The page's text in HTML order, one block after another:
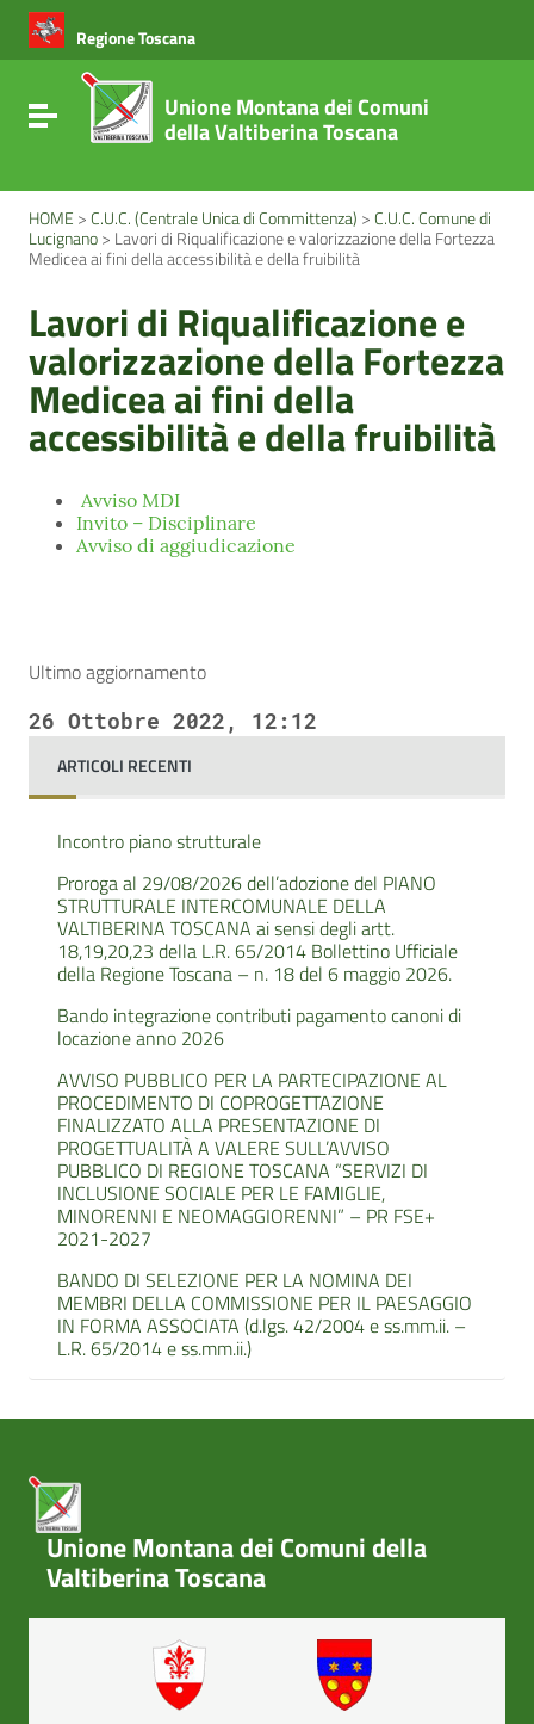
Vai ai contenuti
Vai al menu di navigazione
Vai al footer
Regione Toscana
Attiva / disattiva la navigazione
Unione Montana dei Comuni
della Valtiberina Toscana
HOME >C.U.C. (Centrale Unica di Committenza) >C.U.C. Comune di
Lucignano> Lavori di Riqualificazione e valorizzazione della Fortezza
Medicea ai fini della accessibilità e della fruibilità
Lavori di Riqualificazione e
valorizzazione della Fortezza
Medicea ai fini della
accessibilità e della fruibilità
ARTICOLI RECENTI
Incontro piano strutturale
Proroga al 29/08/2026 dell’adozione del PIANO
STRUTTURALE INTERCOMUNALE DELLA
VALTIBERINA TOSCANA ai sensi degli artt.
18,19,20,23 della L.R. 65/2014 Bollettino Ufficiale
della Regione Toscana – n. 18 del 6 maggio 2026.
Bando integrazione contributi pagamento canoni di
locazione anno 2026
AVVISO PUBBLICO PER LA PARTECIPAZIONE AL
PROCEDIMENTO DI COPROGETTAZIONE
FINALIZZATO ALLA PRESENTAZIONE DI
PROGETTUALITÀ A VALERE SULL’AVVISO
PUBBLICO DI REGIONE TOSCANA “SERVIZI DI
INCLUSIONE SOCIALE PER LE FAMIGLIE,
MINORENNI E NEOMAGGIORENNI” – PR FSE+
2021-2027
BANDO DI SELEZIONE PER LA NOMINA DEI
MEMBRI DELLA COMMISSIONE PER IL PAESAGGIO
IN FORMA ASSOCIATA (d.lgs. 42/2004 e ss.mm.ii. –
L.R. 65/2014 e ss.mm.ii.)
Avviso MDI
Invito – Disciplinare
Avviso di aggiudicazione
Ultimo aggiornamento
26 Ottobre 2022, 12:12
Unione Montana dei Comuni della
Valtiberina Toscana